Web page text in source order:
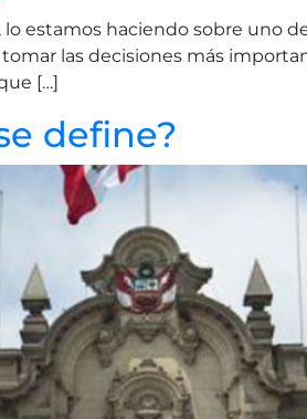
estamos haciendo sobre uno
las decisiones más
[…]
define?